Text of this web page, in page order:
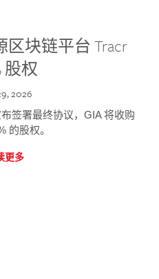
区块链平台 Tracr
股权
2026
签署最终协议，GIA 将收购
的股权。
更多